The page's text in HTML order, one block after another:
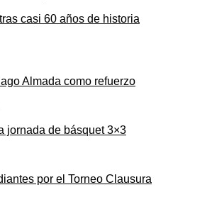
casi 60 años de historia
Almada como refuerzo
jornada de básquet 3×3
por el Torneo Clausura